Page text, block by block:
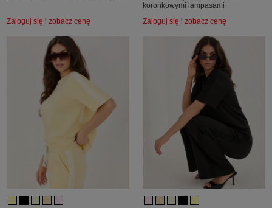
Zaloguj się i zobacz cenę
koronkowymi lampasami
Zaloguj się i zobacz cenę